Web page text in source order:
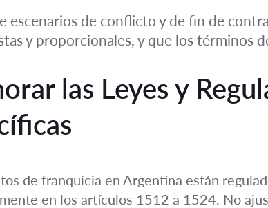
escenarios de conflicto y de fin de
y proporcionales, y que los términos
las Leyes y
de franquicia en Argentina están
en los artículos 1512 a 1524. No